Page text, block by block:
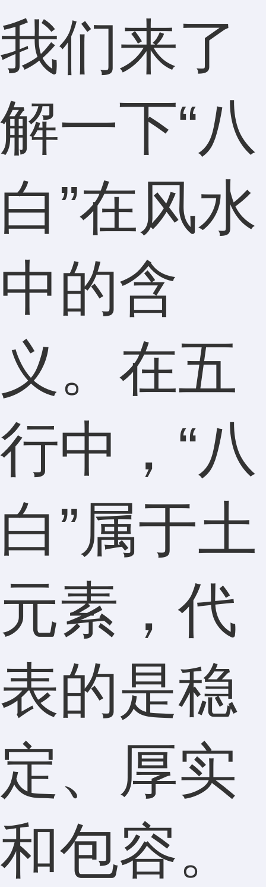
我们来了
解一下“八
白”在风水
中的含
义。在五
行中，“八
白”属于土
元素，代
表的是稳
定、厚实
和包容。